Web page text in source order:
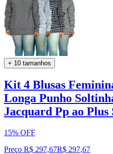
+ 10 tamanhos
Kit 4 Blusas
Longa Punho
Jacquard Pp ao Plus
15% OFF
Preço R$ 297,67R$ 297,67